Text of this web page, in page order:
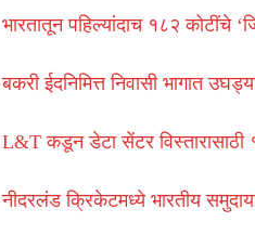
भारतातून पहिल्यांदाच १८२ कोटींचे
बकरी ईदनिमित्त निवासी भागात
L&T कडून डेटा सेंटर विस्तारासाठी
नीदरलंड क्रिकेटमध्ये भारतीय